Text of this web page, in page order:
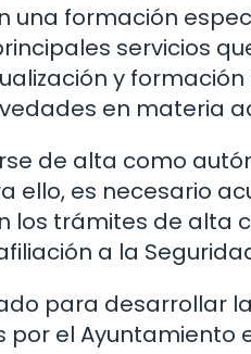
una formación
servicios
y
en materia
de alta como
es necesario
los trámites de alta
a la
para desarrollar
el Ayuntamiento